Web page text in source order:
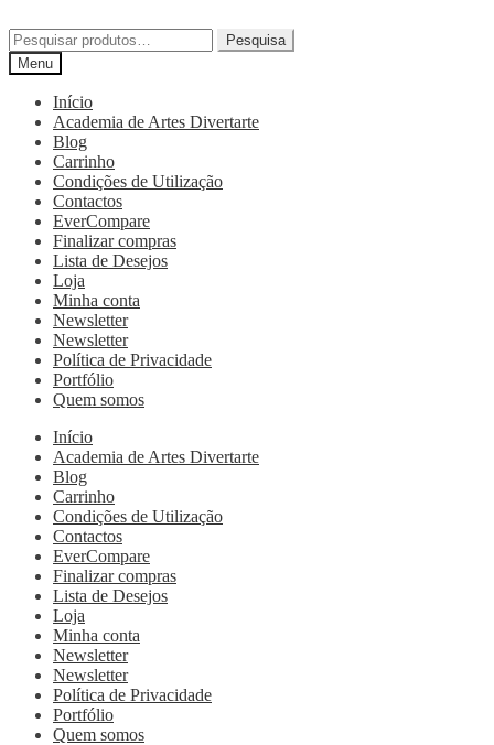
Pesquisa
Menu
Início
Academia de Artes Divertarte
Blog
Carrinho
Condições de Utilização
Contactos
EverCompare
Finalizar compras
Lista de Desejos
Loja
Minha conta
Newsletter
Newsletter
Política de Privacidade
Portfólio
Quem somos
Início
Academia de Artes Divertarte
Blog
Carrinho
Condições de Utilização
Contactos
EverCompare
Finalizar compras
Lista de Desejos
Loja
Minha conta
Newsletter
Newsletter
Política de Privacidade
Portfólio
Quem somos